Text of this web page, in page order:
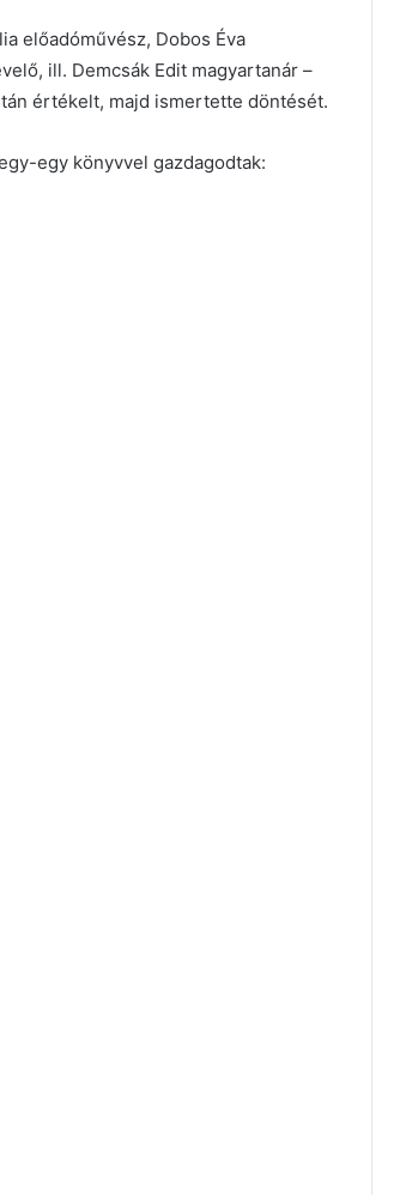
előadóművész, Dobos Éva
ill. Demcsák Edit magyartanár –
értékelt, majd ismertette döntését.
egy könyvvel gazdagodtak: